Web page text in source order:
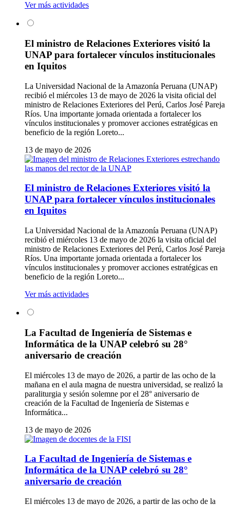
Ver más actividades
El ministro de Relaciones Exteriores visitó la
UNAP para fortalecer vínculos institucionales
en Iquitos
La Universidad Nacional de la Amazonía Peruana (UNAP)
recibió el miércoles 13 de mayo de 2026 la visita oficial del
ministro de Relaciones Exteriores del Perú, Carlos José Pareja
Ríos. Una importante jornada orientada a fortalecer los
vínculos institucionales y promover acciones estratégicas en
beneficio de la región Loreto...
13 de mayo de 2026
El ministro de Relaciones Exteriores visitó la
UNAP para fortalecer vínculos institucionales
en Iquitos
La Universidad Nacional de la Amazonía Peruana (UNAP)
recibió el miércoles 13 de mayo de 2026 la visita oficial del
ministro de Relaciones Exteriores del Perú, Carlos José Pareja
Ríos. Una importante jornada orientada a fortalecer los
vínculos institucionales y promover acciones estratégicas en
beneficio de la región Loreto...
Ver más actividades
La Facultad de Ingeniería de Sistemas e
Informática de la UNAP celebró su 28°
aniversario de creación
El miércoles 13 de mayo de 2026, a partir de las ocho de la
mañana en el aula magna de nuestra universidad, se realizó la
paraliturgia y sesión solemne por el 28° aniversario de
creación de la Facultad de Ingeniería de Sistemas e
Informática...
13 de mayo de 2026
La Facultad de Ingeniería de Sistemas e
Informática de la UNAP celebró su 28°
aniversario de creación
El miércoles 13 de mayo de 2026, a partir de las ocho de la